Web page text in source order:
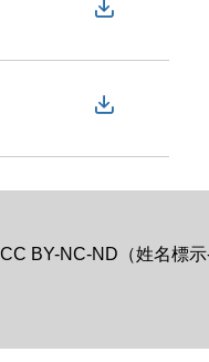
BY-NC-ND（姓名標